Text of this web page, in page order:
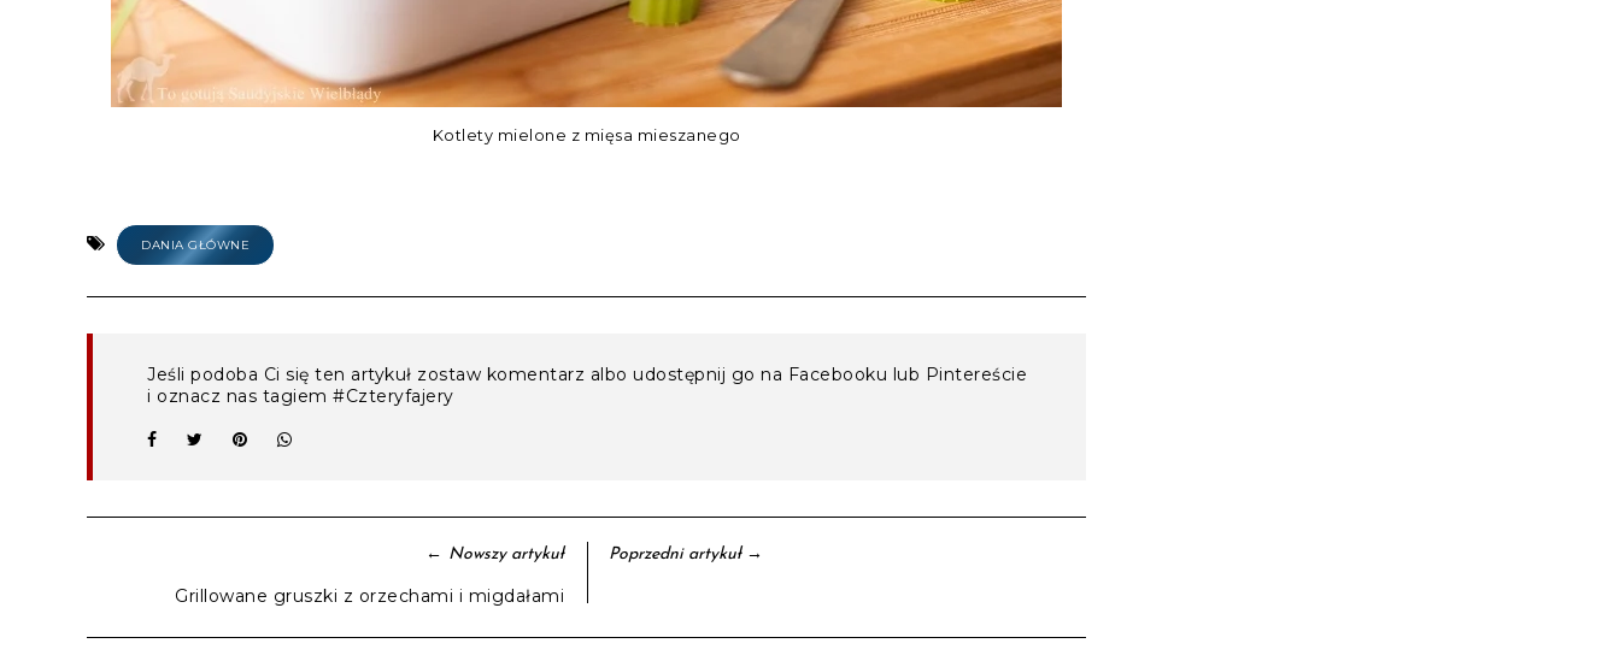
Kotlety mielone z mięsa mieszanego
DANIA GŁÓWNE
Jeśli podoba Ci się ten artykuł zostaw komentarz albo udostępnij go na Facebooku lub Pintereście
i oznacz nas tagiem #Czteryfajery
← Nowszy artykuł
Grillowane gruszki z orzechami i migdałami
Poprzedni artykuł→